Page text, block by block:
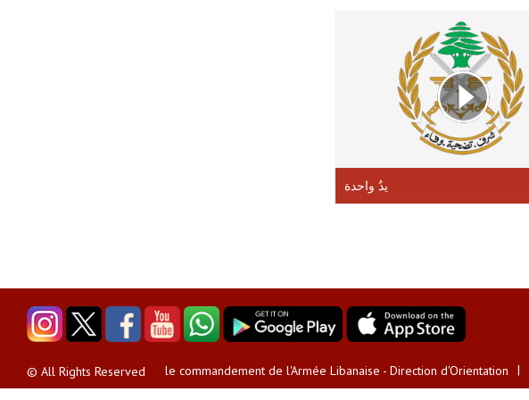
يدٌ واحدة
© All Rights Reserved le commandement de l'Armée Libanaise - Direction d'Orientation